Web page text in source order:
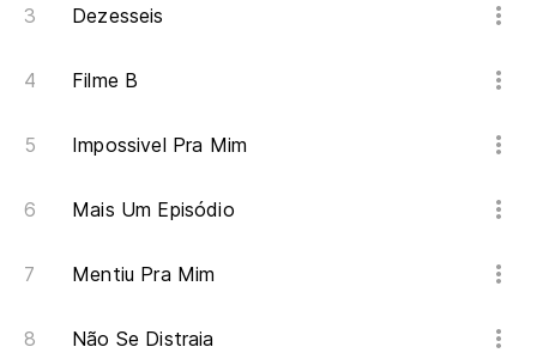
Dezesseis
Filme B
Impossivel Pra Mim
Mais Um Episódio
Mentiu Pra Mim
Não Se Distraia